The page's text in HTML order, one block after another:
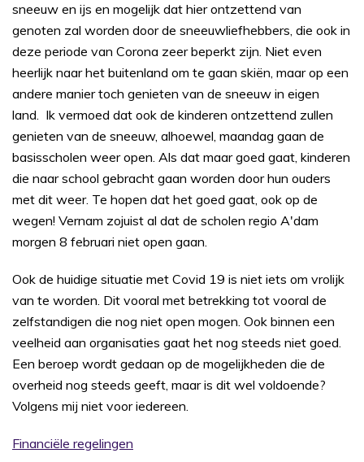
sneeuw en ijs en mogelijk dat hier ontzettend van
genoten zal worden door de sneeuwliefhebbers, die ook in
deze periode van Corona zeer beperkt zijn. Niet even
heerlijk naar het buitenland om te gaan skiën, maar op een
andere manier toch genieten van de sneeuw in eigen
land. Ik vermoed dat ook de kinderen ontzettend zullen
genieten van de sneeuw, alhoewel, maandag gaan de
basisscholen weer open. Als dat maar goed gaat, kinderen
die naar school gebracht gaan worden door hun ouders
met dit weer. Te hopen dat het goed gaat, ook op de
wegen! Vernam zojuist al dat de scholen regio A'dam
morgen 8 februari niet open gaan.
Ook de huidige situatie met Covid 19 is niet iets om vrolijk
van te worden. Dit vooral met betrekking tot vooral de
zelfstandigen die nog niet open mogen. Ook binnen een
veelheid aan organisaties gaat het nog steeds niet goed.
Een beroep wordt gedaan op de mogelijkheden die de
overheid nog steeds geeft, maar is dit wel voldoende?
Volgens mij niet voor iedereen.
Financiële regelingen